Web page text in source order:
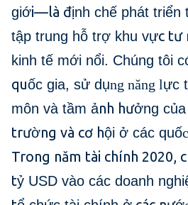
giới—là định chế phát triển
tập trung hỗ trợ khu vực tư
kinh tế mới nổi. Chúng tôi
quốc gia, sử dụng năng lực
môn và tầm ảnh hưởng
trường và cơ hội ở các quố
Trong năm tài chính 2020,
tỷ USD vào các doanh